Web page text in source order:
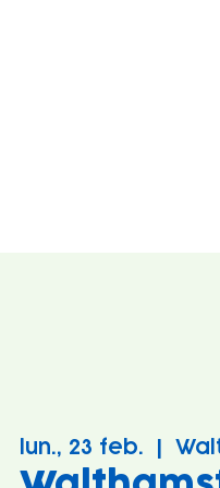
lun., 23 feb.